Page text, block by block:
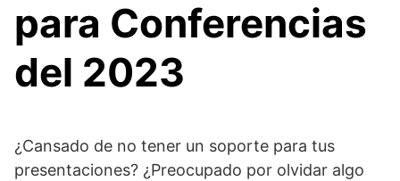
para Conferencias
del 2023
¿Cansado de no tener un soporte para tus
presentaciones? ¿Preocupado por olvidar algo